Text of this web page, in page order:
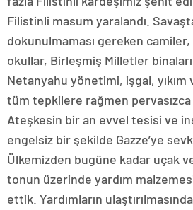
Filistinli masum yaralandı.
dokunulmaması gereken
okullar, Birleşmiş Milletler binaları
Netanyahu yönetimi, işgal, yıkım
tüm tepkilere rağmen
Ateşkesin bir an evvel tesisi ve
engelsiz bir şekilde Gazze’ye
Ülkemizden bugüne kadar uçak
tonun üzerinde yardım
ettik. Yardımların